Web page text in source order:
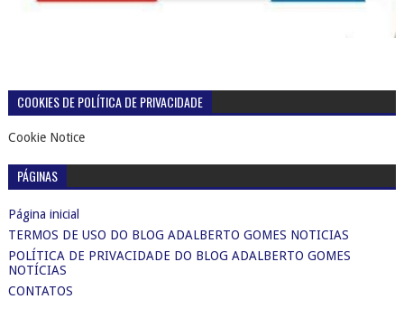
COOKIES DE POLÍTICA DE PRIVACIDADE
Cookie Notice
PÁGINAS
Página inicial
TERMOS DE USO DO BLOG ADALBERTO GOMES NOTICIAS
POLÍTICA DE PRIVACIDADE DO BLOG ADALBERTO GOMES
NOTÍCIAS
CONTATOS